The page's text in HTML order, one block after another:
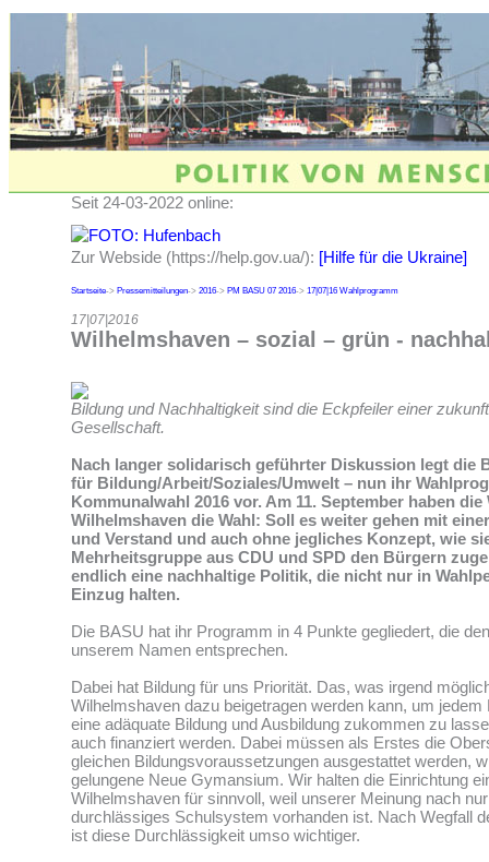
Seit 24-03-2022 online:
Zur Webside (https://help.gov.ua/): [Hilfe für die Ukraine]
Startseite-> Pressemitteilungen-> 2016-> PM BASU 07 2016-> 17|07|16 Wahlprogramm
17|07|2016
Wilhelmshaven – sozial – grün -
Bildung und Nachhaltigkeit sind die Eckpfeiler einer
Gesellschaft.
Nach langer solidarisch geführter Diskussion legt die
für Bildung/Arbeit/Soziales/Umwelt – nun ihr
Kommunalwahl 2016 vor. Am 11. September haben die
Wilhelmshaven die Wahl: Soll es weiter gehen mit
und Verstand und auch ohne jegliches Konzept, wie
Mehrheitsgruppe aus CDU und SPD den Bürgern
endlich eine nachhaltige Politik, die nicht nur in
Einzug halten.
Die BASU hat ihr Programm in 4 Punkte gegliedert, die
unserem Namen entsprechen.
Dabei hat Bildung für uns Priorität. Das, was irgend
Wilhelmshaven dazu beigetragen werden kann, um jedem
eine adäquate Bildung und Ausbildung zukommen zu
auch finanziert werden. Dabei müssen als Erstes die
gleichen Bildungsvoraussetzungen ausgestattet werden,
gelungene Neue Gymansium. Wir halten die Einrichtung
Wilhelmshaven für sinnvoll, weil unserer Meinung nach
durchlässiges Schulsystem vorhanden ist. Nach Wegfall
ist diese Durchlässigkeit umso wichtiger.